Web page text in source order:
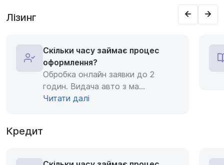
Лізинг
Скільки часу займає процес
оформлення?
Обробка онлайн заявки до 2
годин. Видача авто з ма...
Читати далі
Кредит